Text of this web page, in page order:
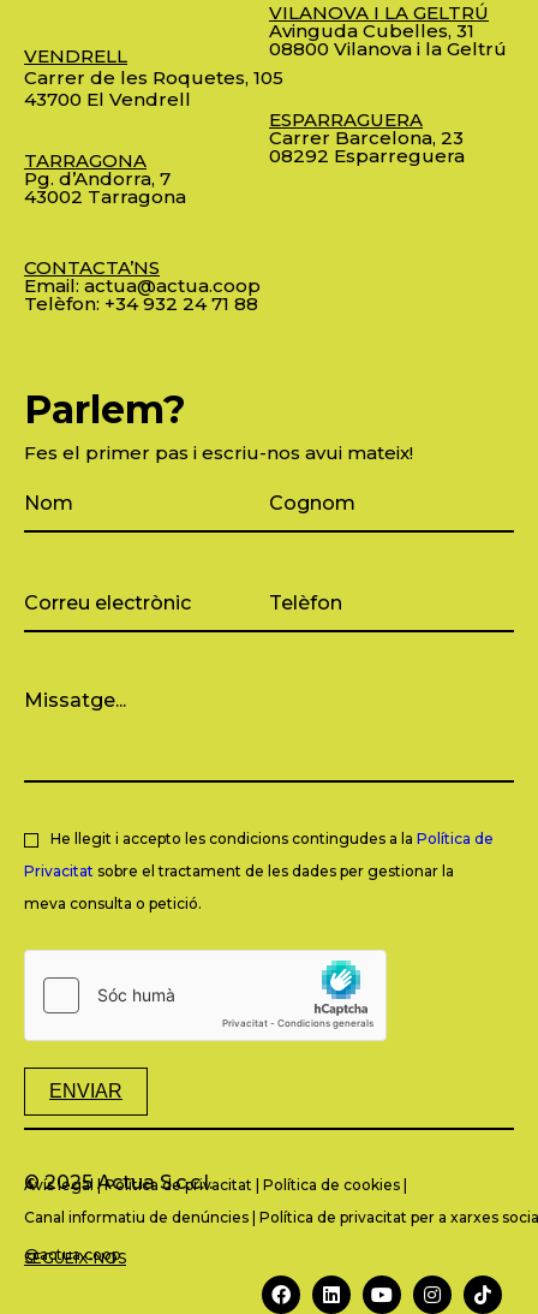
VENDRELL
Carrer de les Roquetes, 105
43700 El Vendrell
TARRAGONA
Pg. d’Andorra, 7
43002 Tarragona
CONTACTA’NS
Email: actua@actua.coop
Telèfon: +34 932 24 71 88
VILANOVA I LA GELTRÚ
Avinguda Cubelles, 31
08800 Vilanova i la Geltrú
ESPARRAGUERA
Carrer Barcelona, 23
08292 Esparreguera
Parlem?
Fes el primer pas i escriu-nos avui mateix!
He llegit i accepto les condicions contingudes a la Política de
Privacitat sobre el tractament de les dades per gestionar la
meva consulta o petició.
ENVIAR
© 2025 Actua S.c.c.l.
Avís legal |Política de privacitat Política de cookies
Canal informatiu de denúncies Política de privacitat per a xarxes
SEGUEIX-NOS
@actua.coop